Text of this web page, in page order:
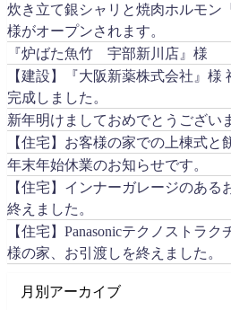
炊き立て銀シャリと焼肉ホルモン
様がオープンされます。
『炉ばた魚竹 宇部新川店』様
【建設】『大阪新薬株式会社』様
完成しました。
新年明けましておめでとうござい
【住宅】お客様の家での上棟式と
年末年始休業のお知らせです。
【住宅】インナーガレージのある
終えました。
【住宅】Panasonicテクノストラ
様の家、お引渡しを終えました。
月別アーカイブ